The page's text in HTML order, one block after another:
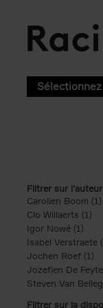
Filtrer sur l'auteur
Carolien Boom (1)
Clo Willaerts (1)
Igor Nowé (1)
Isabel Verstraete
Jochen Roef (1)
Jozefien De
Steven Van
Filtrer sur la